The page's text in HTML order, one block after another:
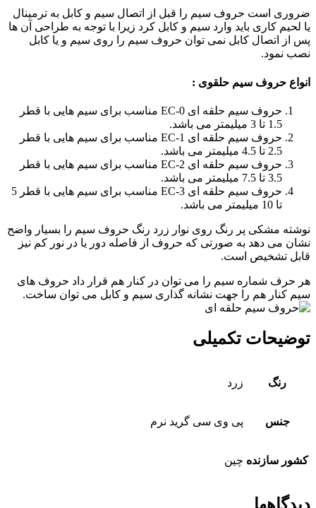
ضروری است حروف سیم را قبل از اتصال سیم و کابل به ترمینال
یا لحیم کاری باید وارد سیم و کابل کرد زیرا با توجه به طراحی آن ها
پس از اتصال کابل نمی توان حروف سیم را روی سیم و یا کابل
نصب نمود.
انواع حروف سیم حلقوی :
حروف سیم حلقه ای EC-0 مناسب برای سیم هایی با قطر
1.5 تا 3 میلیمتر می باشد.
حروف سیم حلقه ای EC-1 مناسب برای سیم هایی با قطر
2.5 تا 4.5 میلیمتر می باشد.
حروف سیم حلقه ای EC-2 مناسب برای سیم هایی با قطر
3.5 تا 7.5 میلیمتر می باشد.
حروف سیم حلقه ای EC-3 مناسب برای سیم هایی با قطر 5
تا 10 میلیمتر می باشد.
نوشته مشکی پر رنگ روی نوار زرد رنگ حروف سیم را بسیار واضح
نشان می دهد به صورتی که حروف از فاصله دور یا در نور کم نیز
قابل تشخیص است.
هر حرف شماره سیم را می توان در کنار هم قرار داد حروف های
سیم کنار هم را جهت نشانه گذاری سیم و کابل می توان ساخت.
توضیحات تکمیلی
رنگ زرد
جنس پی وی سی گرید نرم
کشور سازنده چین
دیدگاهها